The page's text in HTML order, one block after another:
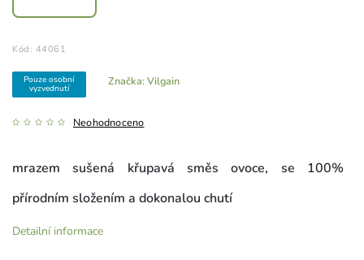
Kód: 44061
Pouze osobní
vyzvednutí
Neohodnoceno
Značka:Vilgain
mrazem sušená křupavá směs ovoce, se 100%
přírodním složením a dokonalou chutí
Detailní informace